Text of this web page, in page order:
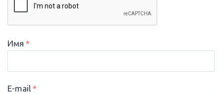
Имя *
E-mail *